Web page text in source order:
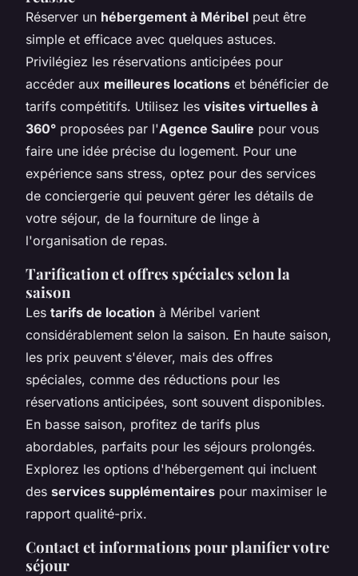
Réserver un hébergement à Méribel peut être
simple et efficace avec quelques astuces.
Privilégiez les réservations anticipées pour
accéder aux meilleures locations et bénéficier de
tarifs compétitifs. Utilisez les visites virtuelles à
360° proposées par l'Agence Saulire pour vous
faire une idée précise du logement. Pour une
expérience sans stress, optez pour des services
de conciergerie qui peuvent gérer les détails de
votre séjour, de la fourniture de linge à
l'organisation de repas.
Tarification et offres spéciales selon la
saison
Les tarifs de location à Méribel varient
considérablement selon la saison. En haute saison,
les prix peuvent s'élever, mais des offres
spéciales, comme des réductions pour les
réservations anticipées, sont souvent disponibles.
En basse saison, profitez de tarifs plus
abordables, parfaits pour les séjours prolongés.
Explorez les options d'hébergement qui incluent
des services supplémentaires pour maximiser le
rapport qualité-prix.
Contact et informations pour planifier votre
séjour